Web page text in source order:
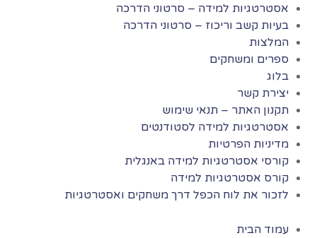
אסטרטגיות למידה – סרטוני הדרכה
בעיות קשב וריכוז – סרטוני הדרכה
המלצות
ספרים ומשחקים
בלוג
יצירת קשר
תקנון האתר – תנאי שימוש
אסטרטגיות למידה לסטודנטים
מדיניות הפרטיות
קורסי אסטרטגיות למידה באנגלית
קורס אסטרטגיות למידה
לזכור את לוח הכפל דרך משחקים ואסטרטגיות
עמוד הבית